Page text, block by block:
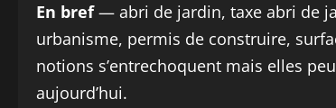
En bref— abri de jardin, taxe abri de
urbanisme, permis de construire,
notions s’entrechoquent mais elles
aujourd’hui.